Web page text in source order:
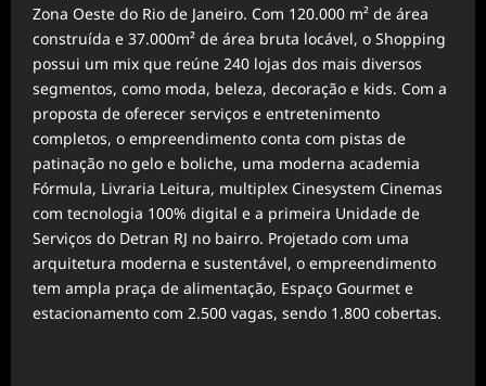
Zona Oeste do Rio de Janeiro. Com 120.000 m² de área
construída e 37.000m² de área bruta locável, o Shopping
possui um mix que reúne 240 lojas dos mais diversos
segmentos, como moda, beleza, decoração e kids. Com a
proposta de oferecer serviços e entretenimento
completos, o empreendimento conta com pistas de
patinação no gelo e boliche, uma moderna academia
Fórmula, Livraria Leitura, multiplex Cinesystem Cinemas
com tecnologia 100% digital e a primeira Unidade de
Serviços do Detran RJ no bairro. Projetado com uma
arquitetura moderna e sustentável, o empreendimento
tem ampla praça de alimentação, Espaço Gourmet e
estacionamento com 2.500 vagas, sendo 1.800 cobertas.